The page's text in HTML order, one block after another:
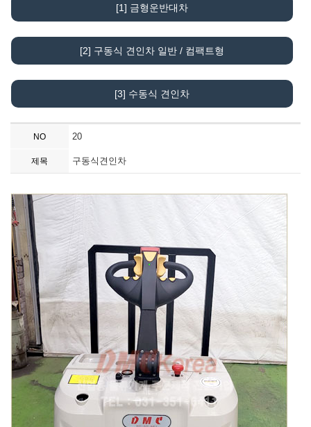
[1] 금형운반대차
[2] 구동식 견인차 일반 / 컴팩트형
[3] 수동식 견인차
NO 20
제목 구동식견인차